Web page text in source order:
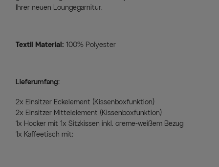
Ihrer neuen Loungegarnitur.
Textil Material: 100% Polyester
Lieferumfang:
2x Einsitzer Eckelement (Kissenboxfunktion)
2x Einsitzer Mittelelement (Kissenboxfunktion)
1x Hocker mit 1x Sitzkissen inkl. creme-weißem Bezug
1x Kaffeetisch mit: